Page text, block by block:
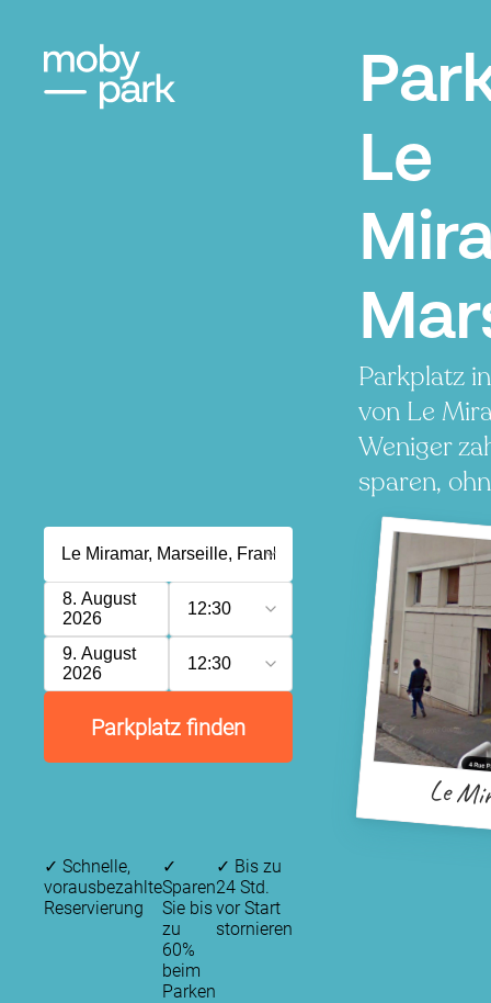
Le
Parkplatz
von Le
Weniger
sparen,
8. August
2026
12:30
9. August
2026
12:30
Parkplatz finden
Le
✓ Schnelle,
vorausbezahlte
Reservierung
✓
Sparen
Sie bis
zu
60%
beim
Parken
✓ Bis zu
24 Std.
vor Start
stornieren